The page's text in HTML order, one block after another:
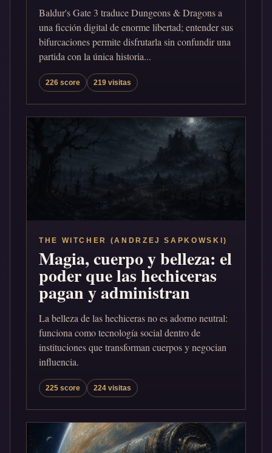
Baldur's Gate 3 traduce Dungeons & Dragons a
una ficción digital de enorme libertad; entender sus
bifurcaciones permite disfrutarla sin confundir una
partida con la única historia...
226 score 219 visitas
THE WITCHER (ANDRZEJ SAPKOWSKI)
Magia, cuerpo y belleza: el
poder que las hechiceras
pagan y administran
La belleza de las hechiceras no es adorno neutral:
funciona como tecnología social dentro de
instituciones que transforman cuerpos y negocian
influencia.
225 score 224 visitas